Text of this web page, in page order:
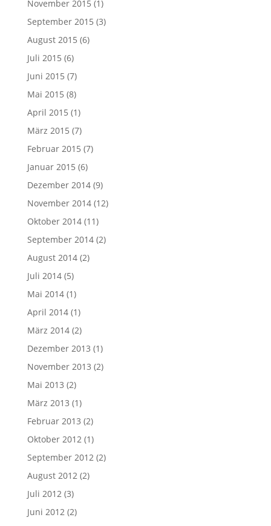
November 2015 (1)
September 2015 (3)
August 2015 (6)
Juli 2015 (6)
Juni 2015 (7)
Mai 2015 (8)
April 2015 (1)
März 2015 (7)
Februar 2015 (7)
Januar 2015 (6)
Dezember 2014(9)
November 2014(12)
Oktober 2014(11)
September 2014(2)
August 2014(2)
Juli 2014(5)
Mai 2014(1)
April 2014(1)
März 2014(2)
Dezember 2013 (1)
November 2013 (2)
Mai 2013 (2)
März 2013 (1)
Februar 2013 (2)
Oktober 2012(1)
September 2012(2)
August 2012(2)
Juli 2012(3)
Juni 2012(2)